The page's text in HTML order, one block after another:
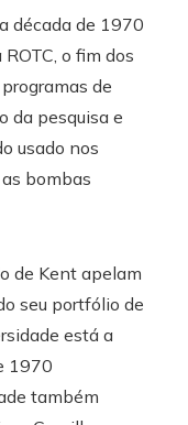
década de 1970
o fim dos
de
da pesquisa e
usado nos
bombas
de Kent apelam
seu portfólio de
está a
1970
também